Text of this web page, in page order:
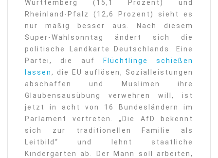
Württemberg (15,1 Prozent) und
Rheinland-Pfalz (12,6 Prozent) sieht es
nur mäßig besser aus. Nach diesem
Super-Wahlsonntag ändert sich die
politische Landkarte Deutschlands. Eine
Partei, die auf
Flüchtlinge schießen
lassen, die EU auflösen, Sozialleistungen
abschaffen und Muslimen ihre
Glaubensausübung verwehren will, ist
jetzt in acht von 16 Bundesländern im
Parlament vertreten. „Die AfD bekennt
sich zur traditionellen Familie als
Leitbild“ und lehnt staatliche
Kindergärten ab. Der Mann soll arbeiten,